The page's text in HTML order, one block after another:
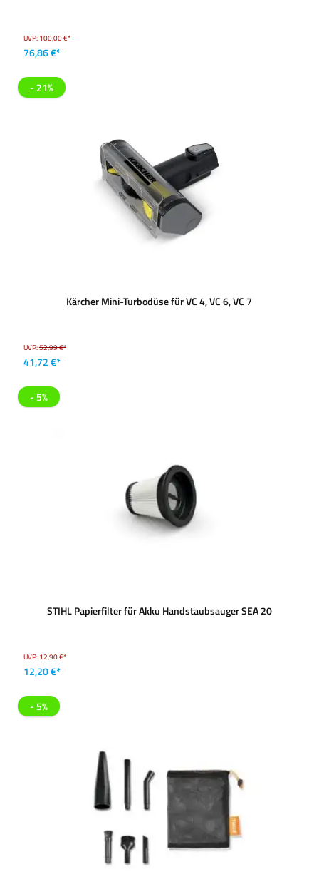
UVP:100,00 €*
76,86 €*
- 21%
Kärcher Mini-Turbodüse für VC 4, VC 6, VC 7
UVP:52,99 €*
41,72 €*
- 5%
STIHL Papierfilter für Akku Handstaubsauger SEA 20
UVP:12,90 €*
12,20 €*
- 5%